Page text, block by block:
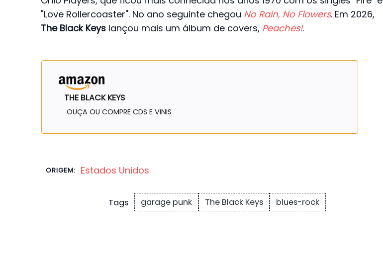
"Love Rollercoaster". No ano seguinte chegou No Rain, No Flowers. Em 2026,
The Black Keys lançou mais um álbum de covers, Peaches!.
THE BLACK KEYS
OUÇA OU COMPRE CDS E VINIS
ORIGEM: Estados Unidos
Tags garage punk The Black Keys blues-rock